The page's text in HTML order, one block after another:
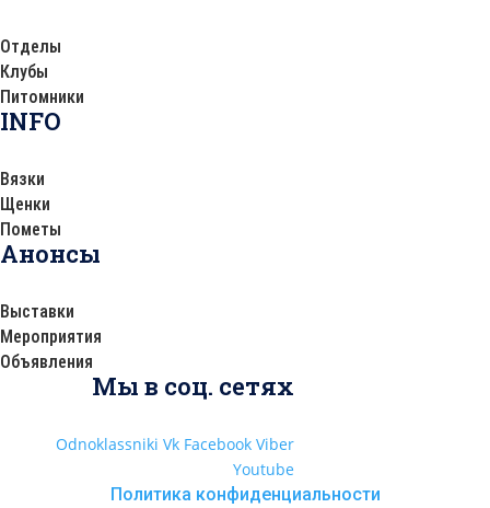
Отделы
Клубы
Питомники
INFO
Вязки
Щенки
Пометы
Анонсы
Выставки
Мероприятия
Объявления
Мы в соц. сетях
Odnoklassniki Vk Facebook Viber
Youtube
Политика конфиденциальности